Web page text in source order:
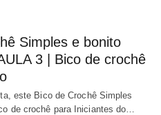
Simples e bonito
3 | Bico de crochê
este Bico de Crochê Simples
de crochê para Iniciantes do…